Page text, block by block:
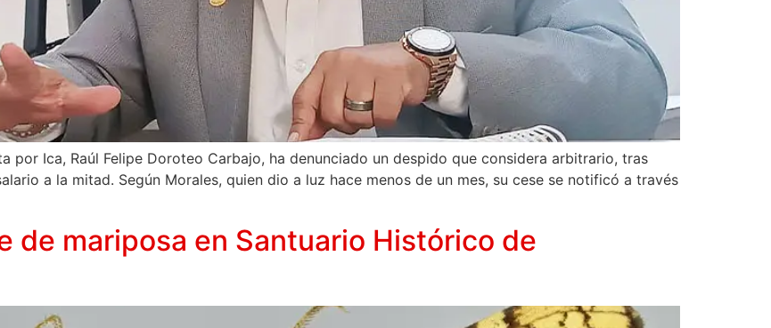
por Ica, Raúl Felipe Doroteo Carbajo, ha denunciado un despido que considera arbitrario, tras
a la mitad. Según Morales, quien dio a luz hace menos de un mes, su cese se notificó a través
de mariposa en Santuario Histórico de